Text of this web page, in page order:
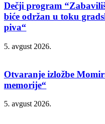
Dečji program
biće održan u toku
piva“
5. avgust 2026.
Otvaranje izložbe
memorije“
5. avgust 2026.